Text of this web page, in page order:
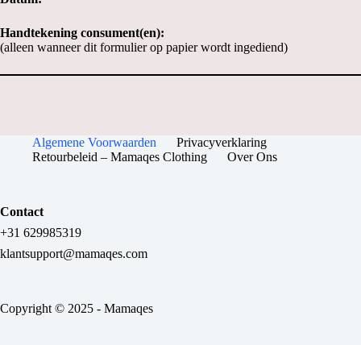
Handtekening consument(en):
(alleen wanneer dit formulier op papier wordt ingediend)
Algemene Voorwaarden
Privacyverklaring
Retourbeleid – Mamaqes Clothing
Over Ons
Contact
+31 629985319
klantsupport@mamaqes.com
Copyright © 2025 - Mamaqes